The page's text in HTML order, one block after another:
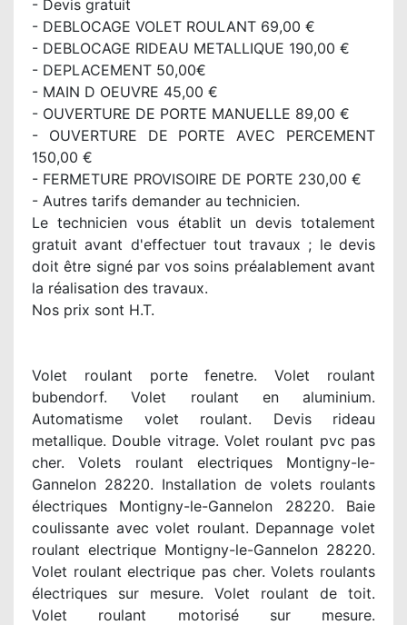
- Devis gratuit
- DEBLOCAGE VOLET ROULANT 69,00 €
- DEBLOCAGE RIDEAU METALLIQUE 190,00 €
- DEPLACEMENT 50,00€
- MAIN D OEUVRE 45,00 €
- OUVERTURE DE PORTE MANUELLE 89,00 €
- OUVERTURE DE PORTE AVEC PERCEMENT
150,00 €
- FERMETURE PROVISOIRE DE PORTE 230,00 €
- Autres tarifs demander au technicien.
Le technicien vous établit un devis totalement
gratuit avant d'effectuer tout travaux ; le devis
doit être signé par vos soins préalablement avant
la réalisation des travaux.
Nos prix sont H.T.
Volet roulant porte fenetre. Volet roulant
bubendorf. Volet roulant en aluminium.
Automatisme volet roulant. Devis rideau
metallique. Double vitrage. Volet roulant pvc pas
cher. Volets roulant electriques Montigny-le-
Gannelon 28220. Installation de volets roulants
électriques Montigny-le-Gannelon 28220. Baie
coulissante avec volet roulant. Depannage volet
roulant electrique Montigny-le-Gannelon 28220.
Volet roulant electrique pas cher. Volets roulants
électriques sur mesure. Volet roulant de toit.
Volet roulant motorisé sur mesure.